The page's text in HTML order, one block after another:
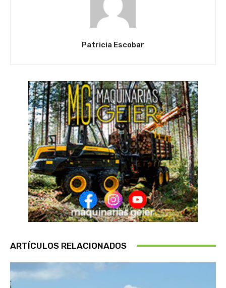
Patricia Escobar
ARTÍCULOS RELACIONADOS